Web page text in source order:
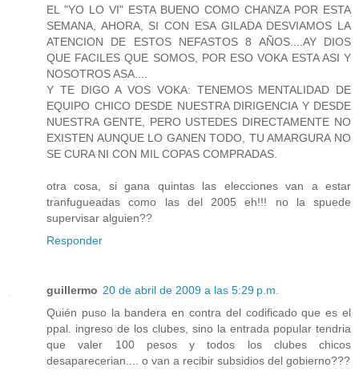
EL "YO LO VI" ESTA BUENO COMO CHANZA POR ESTA
SEMANA, AHORA, SI CON ESA GILADA DESVIAMOS LA
ATENCION DE ESTOS NEFASTOS 8 AÑOS....AY DIOS
QUE FACILES QUE SOMOS, POR ESO VOKA ESTA ASI Y
NOSOTROS ASA....
Y TE DIGO A VOS VOKA: TENEMOS MENTALIDAD DE
EQUIPO CHICO DESDE NUESTRA DIRIGENCIA Y DESDE
NUESTRA GENTE, PERO USTEDES DIRECTAMENTE NO
EXISTEN AUNQUE LO GANEN TODO, TU AMARGURA NO
SE CURA NI CON MIL COPAS COMPRADAS.
otra cosa, si gana quintas las elecciones van a estar
tranfugueadas como las del 2005 eh!!! no la spuede
supervisar alguien??
Responder
guillermo 20 de abril de 2009 a las 5:29 p.m.
Quién puso la bandera en contra del codificado que es el
ppal. ingreso de los clubes, sino la entrada popular tendria
que valer 100 pesos y todos los clubes chicos
desaparecerian.... o van a recibir subsidios del gobierno???